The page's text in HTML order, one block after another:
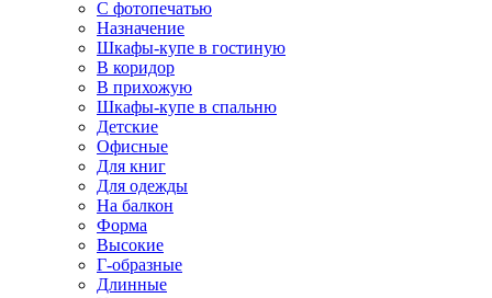
С фотопечатью
Назначение
Шкафы-купе в гостиную
В коридор
В прихожую
Шкафы-купе в спальню
Детские
Офисные
Для книг
Для одежды
На балкон
Форма
Высокие
Г-образные
Длинные